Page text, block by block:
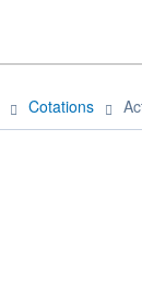
Cotations